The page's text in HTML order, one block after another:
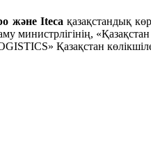
және Itecaқазақстандық
министрлігінің,
Қазақстан